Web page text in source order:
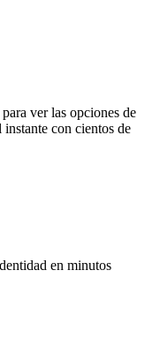
ver las opciones de
con cientos de
en minutos